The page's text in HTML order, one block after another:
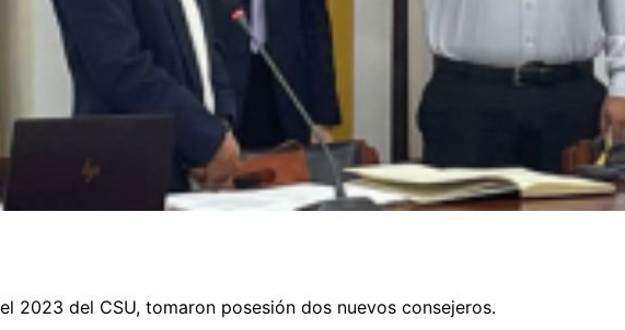
2023 del CSU, tomaron posesión dos nuevos consejeros.